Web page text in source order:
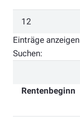
Einträge anzeigen
Suchen:
Rentenbeginn